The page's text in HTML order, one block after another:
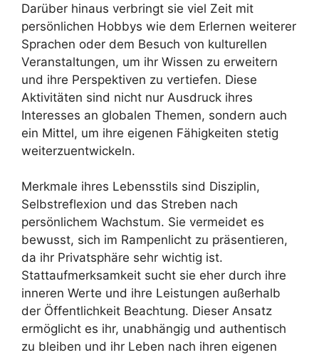
Darüber hinaus verbringt sie viel Zeit mit
persönlichen Hobbys wie dem Erlernen weiterer
Sprachen oder dem Besuch von kulturellen
Veranstaltungen, um ihr Wissen zu erweitern
und ihre Perspektiven zu vertiefen. Diese
Aktivitäten sind nicht nur Ausdruck ihres
Interesses an globalen Themen, sondern auch
ein Mittel, um ihre eigenen Fähigkeiten stetig
weiterzuentwickeln.
Merkmale ihres Lebensstils sind Disziplin,
Selbstreflexion und das Streben nach
persönlichem Wachstum. Sie vermeidet es
bewusst, sich im Rampenlicht zu präsentieren,
da ihr Privatsphäre sehr wichtig ist.
Stattaufmerksamkeit sucht sie eher durch ihre
inneren Werte und ihre Leistungen außerhalb
der Öffentlichkeit Beachtung. Dieser Ansatz
ermöglicht es ihr, unabhängig und authentisch
zu bleiben und ihr Leben nach ihren eigenen